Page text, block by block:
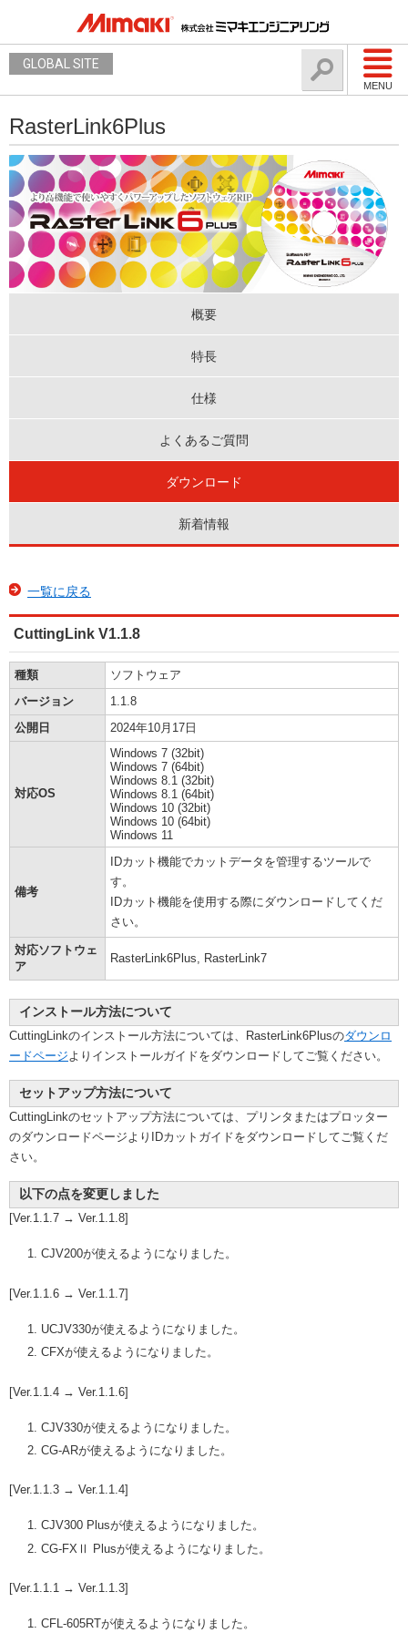
MENU
GLOBAL SITE
RasterLink6Plus
概要
特長
仕様
よくあるご質問
ダウンロード
新着情報
一覧に戻る
CuttingLink V1.1.8
種類
ソフトウェア
バージョン
1.1.8
公開日
2024年10月17日
対応OS
Windows 7 (32bit)
Windows 7 (64bit)
Windows 8.1 (32bit)
Windows 8.1 (64bit)
Windows 10 (32bit)
Windows 10 (64bit)
Windows 11
備考
IDカット機能でカットデータを管理するツールで
す。
IDカット機能を使用する際にダウンロードしてくだ
さい。
対応ソフトウェ
ア
RasterLink6Plus, RasterLink7
インストール方法について
CuttingLinkのインストール方法については、RasterLink6Plusのダウンロ
ードページよりインストールガイドをダウンロードしてご覧ください。
セットアップ方法について
CuttingLinkのセットアップ方法については、プリンタまたはプロッター
のダウンロードページよりIDカットガイドをダウンロードしてご覧くだ
さい。
以下の点を変更しました
[Ver.1.1.7 → Ver.1.1.8]
CJV200が使えるようになりました。
[Ver.1.1.6 → Ver.1.1.7]
UCJV330が使えるようになりました。
CFXが使えるようになりました。
[Ver.1.1.4 → Ver.1.1.6]
CJV330が使えるようになりました。
CG-ARが使えるようになりました。
[Ver.1.1.3 → Ver.1.1.4]
CJV300 Plusが使えるようになりました。
CG-FXⅡ Plusが使えるようになりました。
[Ver.1.1.1 → Ver.1.1.3]
CFL-605RTが使えるようになりました。